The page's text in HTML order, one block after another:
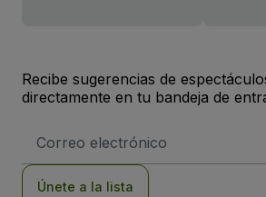
Recibe sugerencias de
directamente en tu bandeja de
de
Únete a la lista